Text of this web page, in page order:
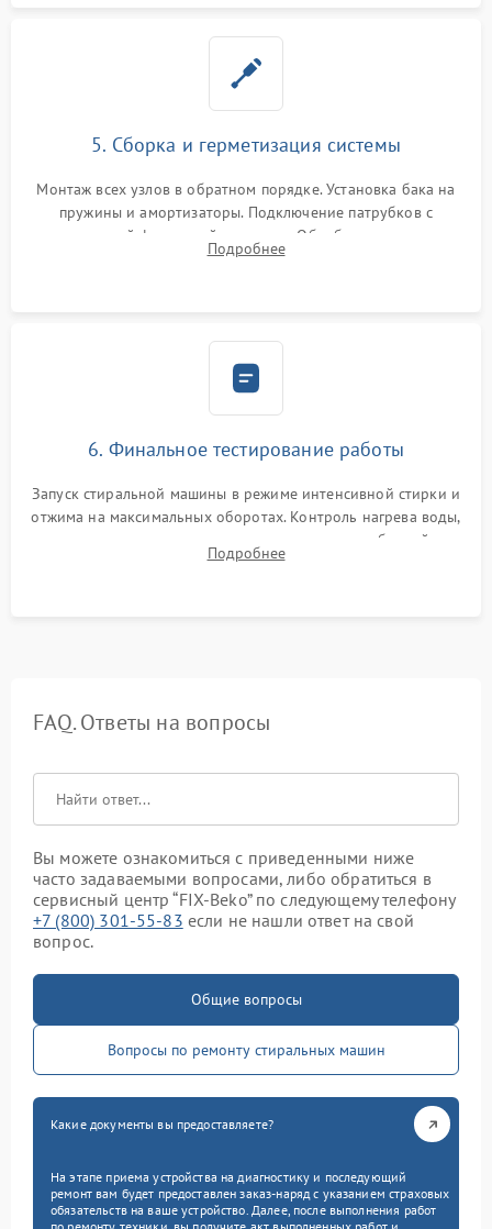
5. Сборка и герметизация системы
Монтаж всех узлов в обратном порядке. Установка бака на
пружины и амортизаторы. Подключение патрубков с
надежной фиксацией хомутами. Обработка стыков
герметиком для предотвращения возможных протечек воды.
Подробнее
6. Финальное тестирование работы
Запуск стиральной машины в режиме интенсивной стирки и
отжима на максимальных оборотах. Контроль нагрева воды,
корректности слива, отсутствия излишних вибраций,
посторонних стуков и протечек под корпусом.
Подробнее
FAQ. Ответы на вопросы
Вы можете ознакомиться с приведенными ниже
часто задаваемыми вопросами, либо обратиться в
сервисный центр “FIX-Beko” по следующему телефону
+7 (800) 301-55-83 если не нашли ответ на свой
вопрос.
Общие вопросы
Вопросы по ремонту стиральных машин
Какие документы вы предоставляете?
На этапе приема устройства на диагностику и последующий
ремонт вам будет предоставлен заказ-наряд с указанием страховых
обязательств на ваше устройство. Далее, после выполнения работ